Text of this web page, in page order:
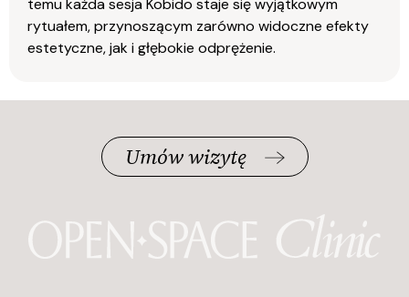
temu każda sesja Kobido staje się wyjątkowym
rytuałem, przynoszącym zarówno widoczne efekty
estetyczne, jak i głębokie odprężenie.
Umów wizytę